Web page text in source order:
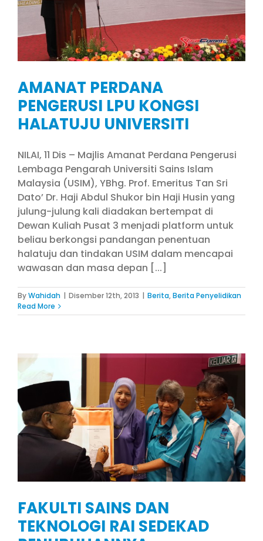
AMANAT PERDANA
PENGERUSI LPU KONGSI
HALATUJU UNIVERSITI
NILAI, 11 Dis – Majlis Amanat Perdana Pengerusi
Lembaga Pengarah Universiti Sains Islam
Malaysia (USIM), YBhg. Prof. Emeritus Tan Sri
Dato’ Dr. Haji Abdul Shukor bin Haji Husin yang
julung-julung kali diadakan bertempat di
Dewan Kuliah Pusat 3 menjadi platform untuk
beliau berkongsi pandangan penentuan
halatuju dan tindakan USIM dalam mencapai
wawasan dan masa depan [...]
ByWahidah | Disember 12th, 2013 | Berita,Berita Penyelidikan
Read More
FAKULTI SAINS DAN
TEKNOLOGI RAI SEDEKAD